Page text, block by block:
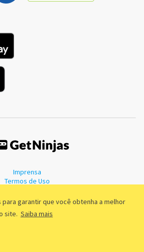
garantir que você obtenha a melhor
site. Saiba mais
Imprensa
Termos de Uso
LTDA. CNPJ 55.744.877/0001-89 - Rua Dr.
85 - 3º andar - São Paulo/SP - Brasil